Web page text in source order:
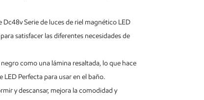
Serie de luces de riel magnético LED
satisfacer las diferentes necesidades de
como una lámina resaltada, lo que hace
Perfecta para usar en el baño.
y descansar, mejora la comodidad y